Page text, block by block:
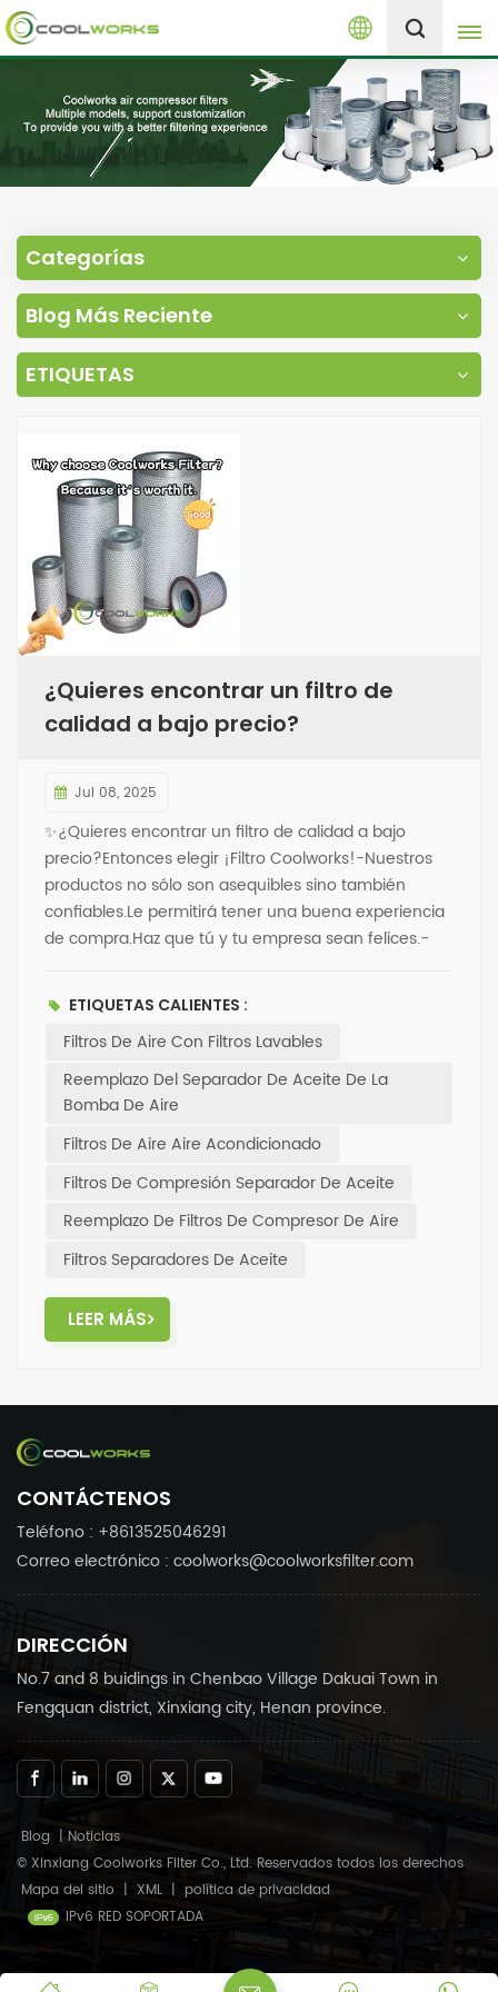
Español
English
español
العربية
русский
Melayu
+8613525046291
Categorías
Blog Más Reciente
ETIQUETAS
¿Quieres encontrar un filtro de
calidad a bajo precio?
Jul 08, 2025
✨¿Quieres encontrar un filtro de calidad a bajo
precio?Entonces elegir ¡Filtro Coolworks!-Nuestros
productos no sólo son asequibles sino también
confiables.Le permitirá tener una buena experiencia
de compra.Haz que tú y tu empresa sean felices.-
Coolworks,Puede mantener su compresor de aire
funcionando sin problemas.-Comuníquese ahora y
sienta la diferencia en el Filtro Coolworks.
ETIQUETAS CALIENTES :
Filtros De Aire Con Filtros Lavables
Reemplazo Del Separador De Aceite De La
Bomba De Aire
Filtros De Aire Aire Acondicionado
Filtros De Compresión Separador De Aceite
Reemplazo De Filtros De Compresor De Aire
Filtros Separadores De Aceite
LEER MÁS
CONTÁCTENOS
Teléfono : +8613525046291
Correo electrónico : coolworks@coolworksfilter.com
DIRECCIÓN
No.7 and 8 buidings in Chenbao Village Dakuai Town in
Fengquan district, Xinxiang city, Henan province.
Blog | Noticias
© Xinxiang Coolworks Filter Co., Ltd. Reservados todos los derechos
Mapa del sitio | XML | política de privacidad
IPv6 RED SOPORTADA